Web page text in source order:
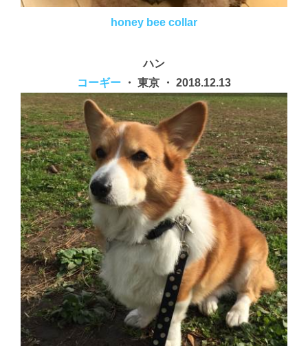
honey bee collar
ハン
コーギー ・ 東京 ・ 2018.12.13